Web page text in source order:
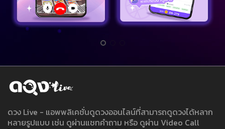
ดวง Live - แอพพลิเคชั่นดูดวงออนไลน์ที่สามารถดูดวงได้หลาก
หลายรูปแบบ เช่น ดูผ่านแชทคำถาม หรือ ดูผ่าน Video Call